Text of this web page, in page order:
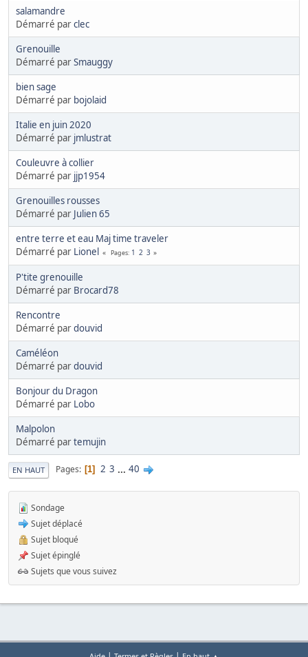
salamandre
Démarré parclec
Grenouille
Démarré parSmauggy
bien sage
Démarré par bojolaid
Italie en juin 2020
Démarré par jmlustrat
Couleuvre à collier
Démarré par jjp1954
Grenouilles rousses
Démarré par Julien 65
entre terre et eau Maj time traveler
Démarré par Lionel Pages 1 2 3
P'tite grenouille
Démarré par Brocard78
Rencontre
Démarré pardouvid
Caméléon
Démarré pardouvid
Bonjour du Dragon
Démarré par Lobo
Malpolon
Démarré partemujin
EN HAUT Pages 1 2 3 ... 40
Sondage
Sujet déplacé
Sujet bloqué
Sujet épinglé
Sujets que vous suivez